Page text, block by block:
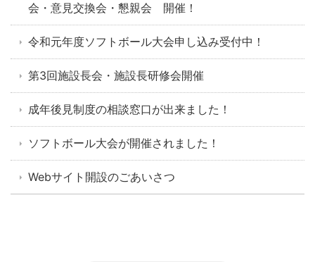
会・意見交換会・懇親会 開催！
令和元年度ソフトボール大会申し込み受付中！
第3回施設長会・施設長研修会開催
成年後見制度の相談窓口が出来ました！
ソフトボール大会が開催されました！
Webサイト開設のごあいさつ